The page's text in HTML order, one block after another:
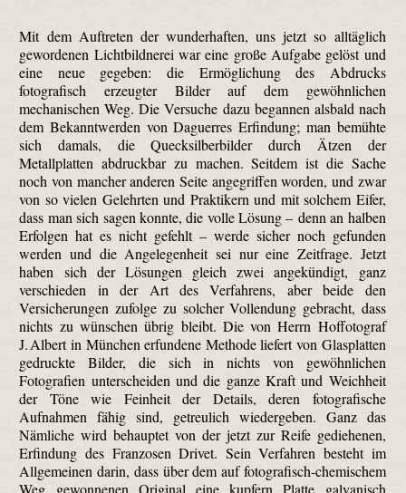
Mit dem Auftreten der wunderhaften, uns jetzt so alltäglich
gewordenen Lichtbildnerei war eine große Aufgabe gelöst und
eine neue gegeben: die Ermöglichung des Abdrucks
fotografisch erzeugter Bilder auf dem gewöhnlichen
mechanischen Weg. Die Versuche dazu begannen alsbald nach
dem Bekanntwerden von Daguerres Erfindung; man bemühte
sich damals, die Quecksilberbilder durch Ätzen der
Metallplatten abdruckbar zu machen. Seitdem ist die Sache
noch von mancher anderen Seite angegriffen worden, und zwar
von so vielen Gelehrten und Praktikern und mit solchem Eifer,
dass man sich sagen konnte, die volle Lösung – denn an halben
Erfolgen hat es nicht gefehlt – werde sicher noch gefunden
werden und die Angelegenheit sei nur eine Zeitfrage. Jetzt
haben sich der Lösungen gleich zwei angekündigt, ganz
verschieden in der Art des Verfahrens, aber beide den
Versicherungen zufolge zu solcher Vollendung gebracht, dass
nichts zu wünschen übrig bleibt. Die von Herrn Hoffotograf
J. Albert in München erfundene Methode liefert von Glasplatten
gedruckte Bilder, die sich in nichts von gewöhnlichen
Fotografien unterscheiden und die ganze Kraft und Weichheit
der Töne wie Feinheit der Details, deren fotografische
Aufnahmen fähig sind, getreulich wiedergeben. Ganz das
Nämliche wird behauptet von der jetzt zur Reife gediehenen,
Erfindung des Franzosen Drivet. Sein Verfahren besteht im
Allgemeinen darin, dass über dem auf fotografisch-chemischem
Weg gewonnenen Original eine kupfern Platte galvanisch